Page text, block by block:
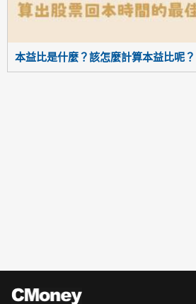
本益比是什麼？該怎麼計算本益比呢？